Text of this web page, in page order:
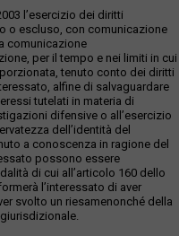
l’esercizio dei diritti
o escluso, con comunicazione
comunicazione
per il tempo e nei limiti in cui
tenuto conto dei diritti
alfine di salvaguardare
tutelati in materia di
difensive o all’esercizio
dell’identità del
a conoscenza in ragione del
possono essere
di cui all’articolo 160 dello
l’interessato di aver
svolto un riesamenonché della